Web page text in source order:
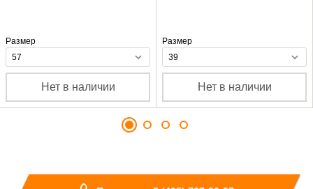
Размер
Нет в наличии
Размер
Нет в наличии